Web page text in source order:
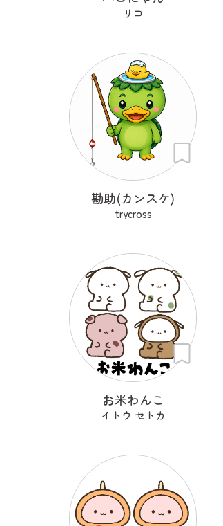
リコ
勘助(カンスケ)
trycross
お米わんこ
イトウ セトカ